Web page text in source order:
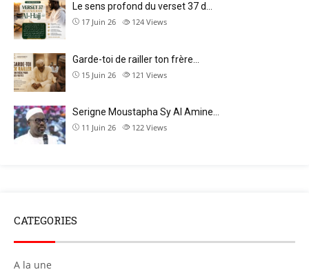
Le sens profond du verset 37 d…
17 Juin 26 124 Views
Garde-toi de railler ton frère…
15 Juin 26 121 Views
Serigne Moustapha Sy Al Amine…
11 Juin 26 122 Views
CATEGORIES
A la une